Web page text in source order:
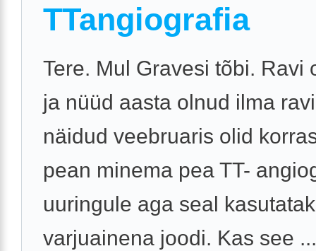
TTangiografia
Tere. Mul Gravesi tõbi. Ravi
ja nüüd aasta olnud ilma
näidud veebruaris olid
pean minema pea TT-
uuringule aga seal
varjuainena joodi. Kas see ...